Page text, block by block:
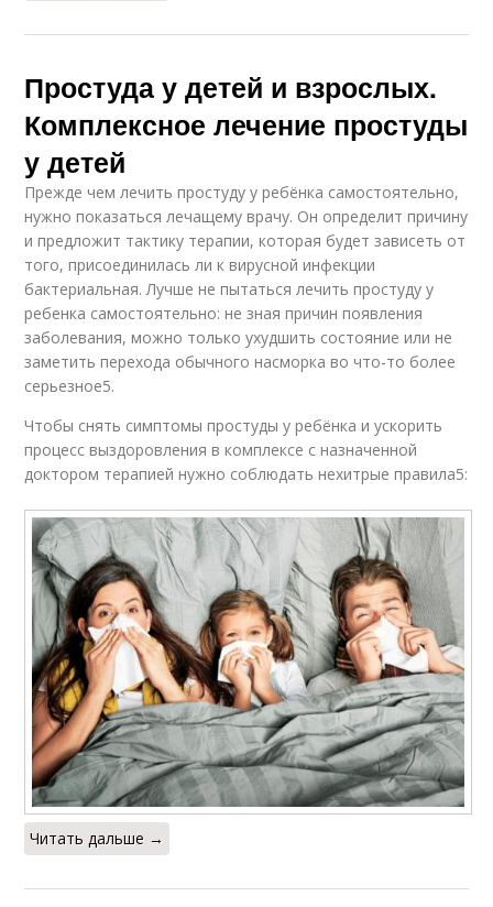
Простуда у детей и взрослых.
Комплексное лечение простуды
у детей
Прежде чем лечить простуду у ребёнка самостоятельно,
нужно показаться лечащему врачу. Он определит причину
и предложит тактику терапии, которая будет зависеть от
того, присоединилась ли к вирусной инфекции
бактериальная. Лучше не пытаться лечить простуду у
ребенка самостоятельно: не зная причин появления
заболевания, можно только ухудшить состояние или не
заметить перехода обычного насморка во что-то более
серьезное5.
Чтобы снять симптомы простуды у ребёнка и ускорить
процесс выздоровления в комплексе с назначенной
доктором терапией нужно соблюдать нехитрые правила5:
Читать дальше →